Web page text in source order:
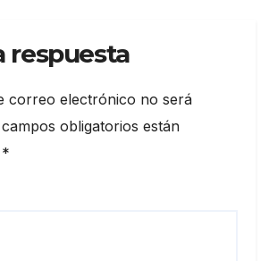
respuesta
correo electrónico no será
obligatorios están
*